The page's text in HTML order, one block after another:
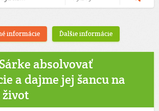
informácie Ďalšie informácie
absolvovať
a dajme jej šancu na